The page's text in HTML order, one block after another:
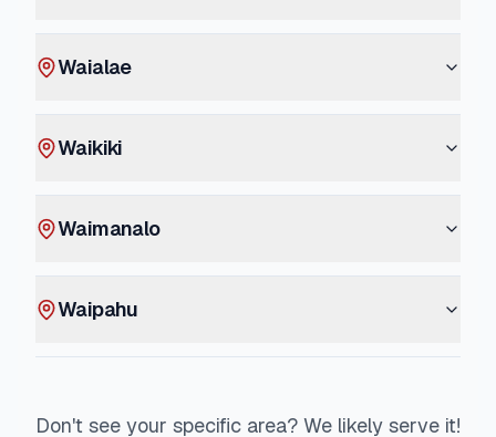
Waialae
Waikiki
Waimanalo
Waipahu
Don't see your specific area? We likely serve it!